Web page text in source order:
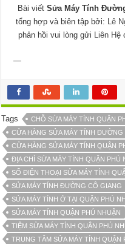
Bài viếtSửa Máy Tính
tổng hợp và biên tập bởi: Lê
phản hồi vui lòng gửi Liên Hệ
—
Tags CHỖ SỬA MÁY TÍNH QUẬN
CỬA HÀNG SỬA MÁY TÍNH ĐƯỜNG
CỬA HÀNG SỬA MÁY TÍNH QUẬN
ĐỊA CHỈ SỬA MÁY TÍNH QUẬN PHÚ
SỐ ĐIỆN THOẠI SỬA MÁY TÍNH
SỬA MÁY TÍNH ĐƯỜNG CÔ GIANG
SỬA MÁY TÍNH Ở TẠI QUẬN PHÚ
SỬA MÁY TÍNH QUẬN PHÚ NHUẬN
TIỆM SỬA MÁY TÍNH QUẬN PHÚ
TRUNG TÂM SỬA MÁY TÍNH QUẬN